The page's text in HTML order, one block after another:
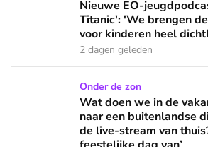
Nieuwe EO-
Titanic': 'We brengen
voor kinderen heel
2 dagen geleden
Wat doen we in de vakantie op
Onder de zon
Wat doen we in de
naar een buitenlandse
de live-stream van